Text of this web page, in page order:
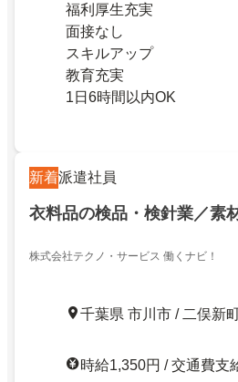
福利厚生充実
面接なし
スキルアップ
教育充実
1日6時間以内OK
新着派遣社員
衣料品の検品・検針業／素
株式会社テクノ・サービス 働くナビ！
千葉県 市川市 / 二俣新
時給1,350円 / 交通費支